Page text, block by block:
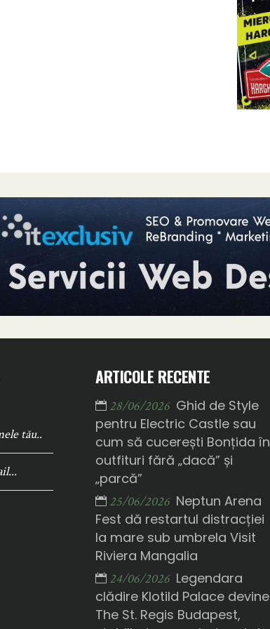
ARTICOLE RECENTE
28/06/2026 Ghid de Style
pentru Electric Castle sau
cum să cucerești Bonțida în
outfituri fără „dacă” și
„parcă”
25/06/2026 Neptun Arena
Fest dă restartul distracției
la mare sub umbrela Visit
Riviera Mangalia
24/06/2026 Legendara
clădire Klotild Palace devine
The St. Regis Budapest,